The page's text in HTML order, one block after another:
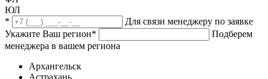
ЮЛ
*
Для связи менеджеру по заявке
Укажите Ваш регион*
Подберем
менеджера в вашем региона
Архангельск